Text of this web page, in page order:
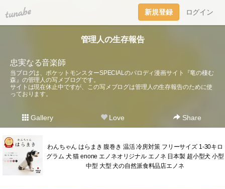
tuna.be 新規登録 ログイン
管理人の生存報告
忠実なる音楽師
当ブログは、ポケットモンスターSPECIALのパロディ漫画サイト『竜の棲む
森』の管理人の写メブログです。
サイトは現在休止中ですが、この写メブログは管理人の生存報告のために使
っております。
Gallery Love Share
わんちゃん はらまき 腹巻き 温活 冷房対策 フリーサイズ 1-30キロ
グラム 犬 猫 enone エノネオリジナル エノネ 日本製 超小型犬 小型
中型 大型 犬の自然派食料品店エノネ